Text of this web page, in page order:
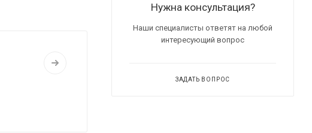
Нужна консультация?
Наши специалисты ответят на любой
интересующий вопрос
ЗАДАТЬ ВОПРОС